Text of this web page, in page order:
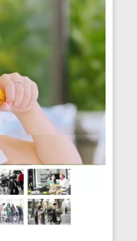
CHI TIẾT